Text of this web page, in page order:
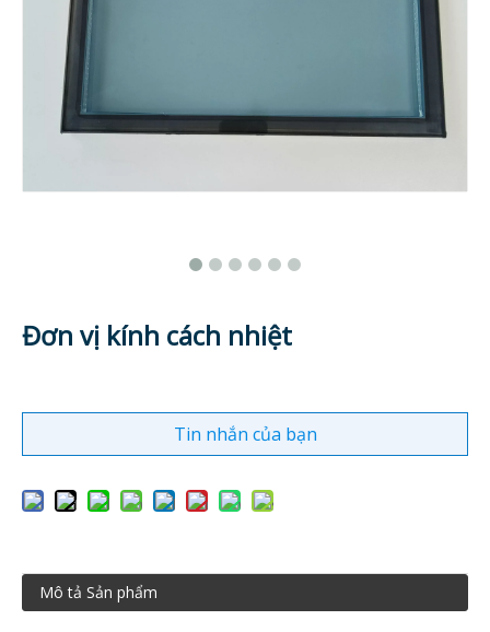
Đơn vị kính cách nhiệt
Tin nhắn của bạn
Mô tả Sản phẩm